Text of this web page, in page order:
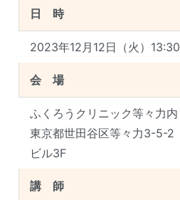
日 時
2023年12月12日（火）
会 場
ふくろうクリニック等々力
東京都世田谷区等々力3-5-
ビル3F
講 師